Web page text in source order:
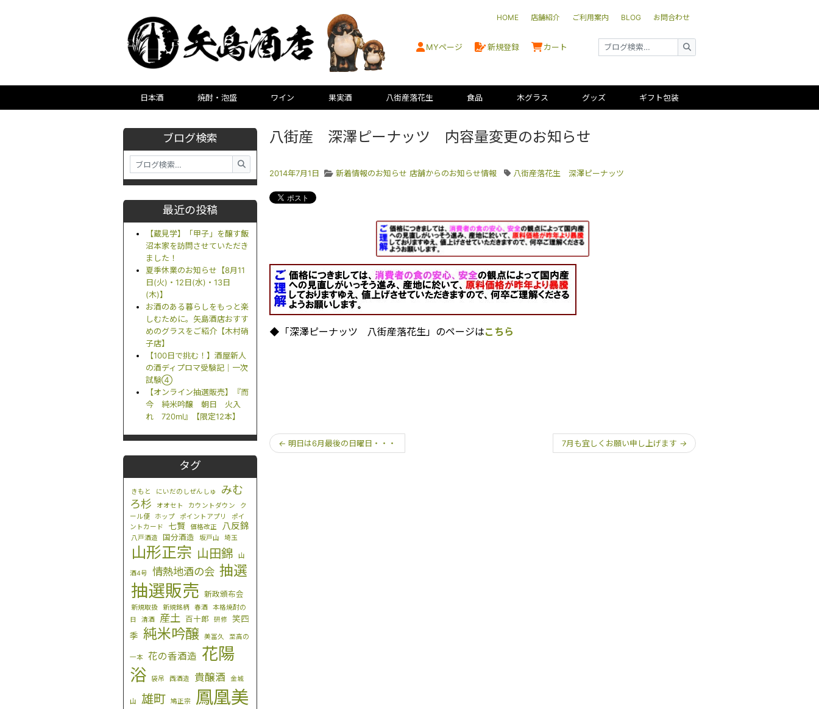
HOME 店舗紹介 ご利用案内 BLOG お問合わせ
MYページ 新規登録 カート
日本酒 焼酎・泡盛 ワイン 果実酒 八街産落花生 食品 木グラス グッズ ギフト包装
ブログ検索
最近の投稿
【蔵見学】「甲子」を醸す飯
沼本家を訪問させていただき
ました！
夏季休業のお知らせ【8月11
日(火)・12日(水)・13日
(木)】
お酒のある暮らしをもっと楽
しむために。矢島酒店おすす
めのグラスをご紹介【木村硝
子店】
【100日で挑む！】酒屋新人
の酒ディプロマ受験記｜一次
試験④
【オンライン抽選販売】『而
今 純米吟醸 朝日 火入
れ 720ml』【限定12本】
タグ
きもと にいだのしぜんしゅ
みむ
ろ杉
オオセト カウントダウン
ク
ール便
ホップ ポイントアプリ
ポイ
ントカード
七賢 価格改正 八反錦
八戸酒造 国分酒造 坂戸山 埼玉
山形正宗 山田錦 山
酒4号 情熱地酒の会 抽選
抽選販売 新政頒布会
新規取扱 新規銘柄 春酒
本格焼酎の
日
清酒 産土 百十郎 研修
笑四
季 純米吟醸 美冨久 至高の
一本 花の香酒造 花陽
浴
袋吊 西酒造 貴醸酒 金城
山 雄町 鳩正宗
鳳凰美
八街産 深澤ピーナッツ 内容量変更のお知らせ
2014年7月1日 新着情報のお知らせ 店舗からのお知らせ情報 八街産落花生 深澤ピーナッツ
◆「深澤ピーナッツ 八街産落花生」のページはこちら
← 明日は6月最後の日曜日・・・ 7月も宜しくお願い申し上げます →